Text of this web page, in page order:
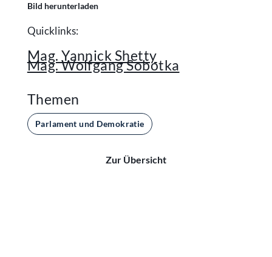
Bild herunterladen
Quicklinks:
Mag. Yannick Shetty
Mag. Wolfgang Sobotka
Themen
Parlament und Demokratie
Zur Übersicht